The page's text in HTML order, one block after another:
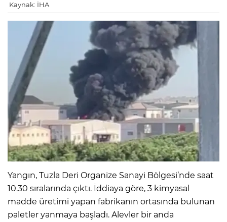
Kaynak: İHA
Yangın, Tuzla Deri Organize Sanayi Bölgesi’nde saat
10.30 sıralarında çıktı. İddiaya göre, 3 kimyasal
madde üretimi yapan fabrikanın ortasında bulunan
paletler yanmaya başladı. Alevler bir anda